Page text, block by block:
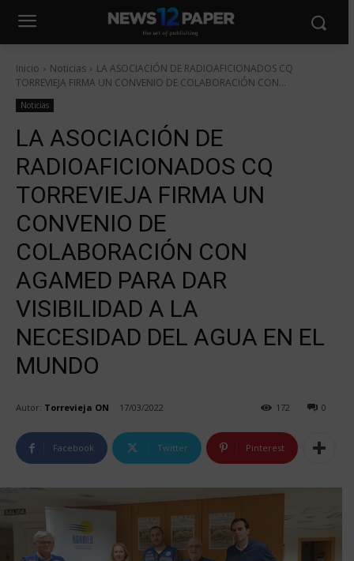
Inicio Noticias
LA ASOCIACIÓN DE RADIOAFICIONADOS CQ
TORREVIEJA FIRMA UN CONVENIO DE COLABORACIÓN CON...
Noticias
LA ASOCIACIÓN DE
RADIOAFICIONADOS CQ
TORREVIEJA FIRMA UN
CONVENIO DE
COLABORACIÓN CON
AGAMED PARA DAR
VISIBILIDAD A LA
NECESIDAD DEL AGUA EN EL
MUNDO
Autor: Torrevieja ON 17/03/2022 0
172
Facebook Twitter Pinterest